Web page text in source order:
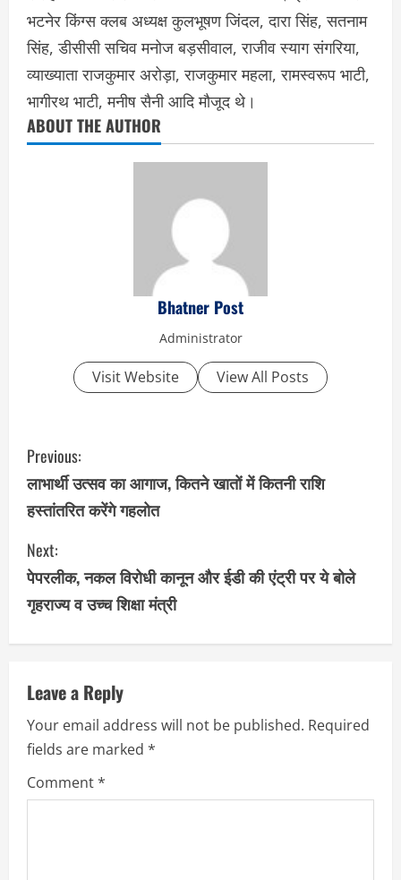
भटनेर किंग्स क्लब अध्यक्ष कुलभूषण जिंदल, दारा सिंह, सतनाम
सिंह, डीसीसी सचिव मनोज बड़सीवाल, राजीव स्याग संगरिया,
व्याख्याता राजकुमार अरोड़ा, राजकुमार महला, रामस्वरूप भाटी,
भागीरथ भाटी, मनीष सैनी आदि मौजूद थे।
ABOUT THE AUTHOR
Bhatner Post
Administrator
Visit Website View All Posts
C
o
n
t
i
n
e
R
e
Previous:
लाभार्थी उत्सव का आगाज, कितने खातों में कितनी राशि
हस्तांतरित करेंगे गहलोत
Next:
पेपरलीक, नकल विरोधी कानून और ईडी की एंट्री पर ये बोले
गृहराज्य व उच्च शिक्षा मंत्री
Leave a Reply
Your email address will not be published. Required
fields are marked *
Comment*